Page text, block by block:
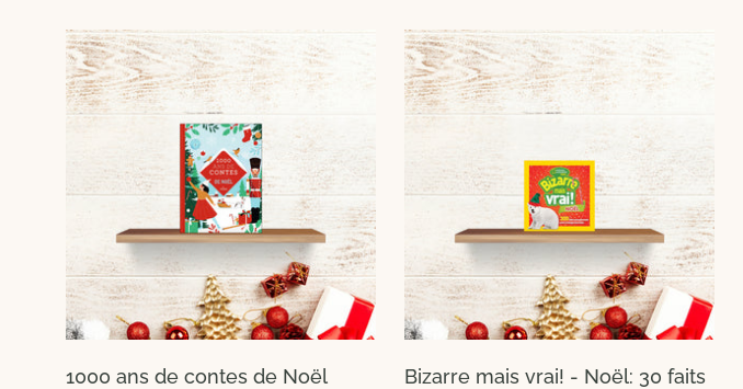
1000 ans de contes de Noël
Bizarre mais vrai! - Noël: 30 faits